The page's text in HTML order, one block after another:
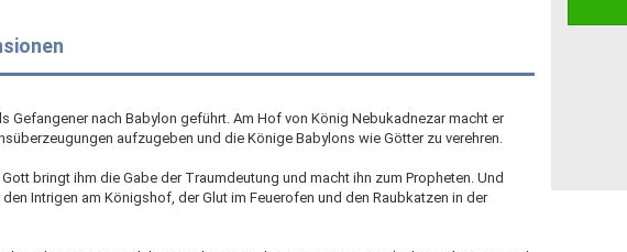
Gefangener nach Babylon geführt. Am Hof von König Nebukadnezar macht er
aufzugeben und die Könige Babylons wie Götter zu verehren.
bringt ihm die Gabe der Traumdeutung und macht ihn zum Propheten. Und
Intrigen am Königshof, der Glut im Feuerofen und den Raubkatzen in der